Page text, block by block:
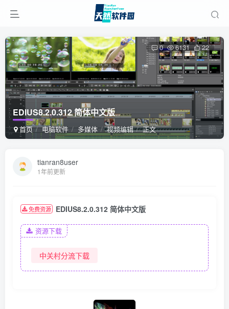
EDIUS8.2.0.312 简体中文版
首页 电脑软件 多媒体 视频编辑 正文
0 6131 22
tianran8user
1年前更新
免费资源 EDIUS8.2.0.312 简体中文版
资源下载
中关村分流下载